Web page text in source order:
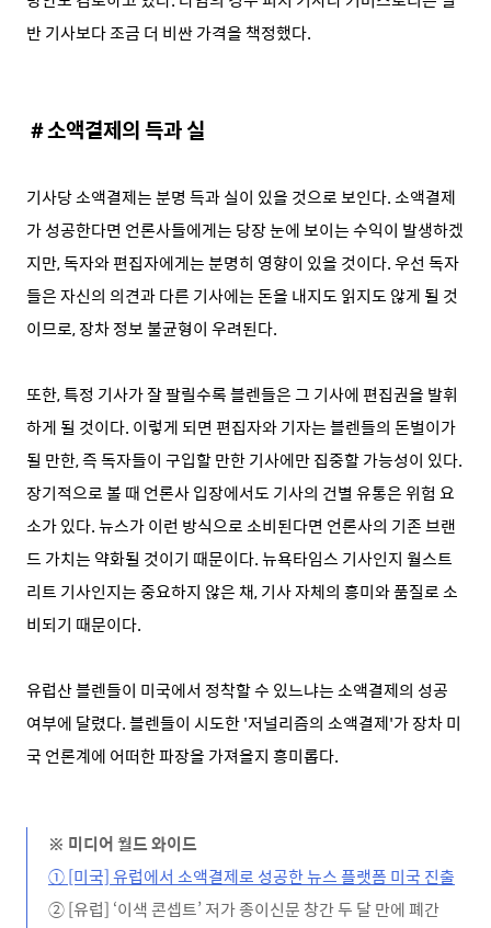
반 기사보다 조금 더 비싼 가격을 책정했다.
＃소액결제의 득과 실
기사당 소액결제는 분명 득과 실이 있을 것으로 보인다. 소액결제
가 성공한다면 언론사들에게는 당장 눈에 보이는 수익이 발생하겠
지만, 독자와 편집자에게는 분명히 영향이 있을 것이다. 우선 독자
들은 자신의 의견과 다른 기사에는 돈을 내지도 읽지도 않게 될 것
이므로, 장차 정보 불균형이 우려된다.
또한, 특정 기사가 잘 팔릴수록 블렌들은 그 기사에 편집권을 발휘
하게 될 것이다. 이렇게 되면 편집자와 기자는 블렌들의 돈벌이가
될 만한, 즉 독자들이 구입할 만한 기사에만 집중할 가능성이 있다.
장기적으로 볼 때 언론사 입장에서도 기사의 건별 유통은 위험 요
소가 있다. 뉴스가 이런 방식으로 소비된다면 언론사의 기존 브랜
드 가치는 약화될 것이기 때문이다. 뉴욕타임스 기사인지 월스트
리트 기사인지는 중요하지 않은 채, 기사 자체의 흥미와 품질로 소
비되기 때문이다.
유럽산 블렌들이 미국에서 정착할 수 있느냐는 소액결제의 성공
여부에 달렸다. 블렌들이 시도한 '저널리즘의 소액결제'가 장차 미
국 언론계에 어떠한 파장을 가져올지 흥미롭다.
※ 미디어 월드 와이드
① [미국] 유럽에서 소액결제로 성공한 뉴스 플랫폼 미국 진출
② [유럽] ‘이색 콘셉트’ 저가 종이신문 창간 두 달 만에 폐간